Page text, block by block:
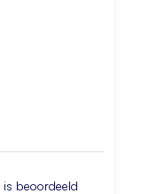
is beoordeeld